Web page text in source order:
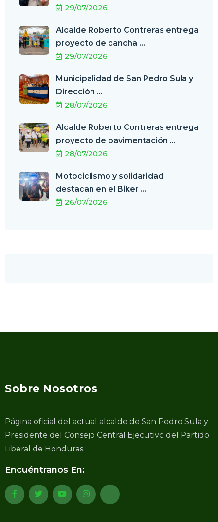
29/07/2026
Alcalde Roberto Contreras entrega
proyecto de cancha ...
29/07/2026
Municipalidad de San Pedro Sula y
Dirección ...
28/07/2026
Alcalde Roberto Contreras entrega
proyecto de pavimentación ...
28/07/2026
Motociclismo y solidaridad
destacan en el Biker ...
26/07/2026
Sobre Nosotros
Página oficial del actual alcalde de San Pedro Sula y
Presidente del Consejo Central Ejecutivo del Partido
Liberal de Honduras.
Encuéntranos En: